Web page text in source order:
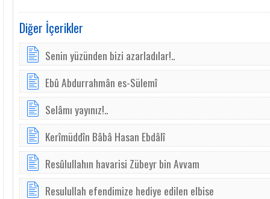
Diğer İçerikler
Senin yüzünden bizi azarladılar!..
Ebû Abdurrahmân es-Sülemî
Selâmı yayınız!..
Kerîmüddîn Bâbâ Hasan Ebdâlî
Resûlullahın havarisi Zübeyr bin Avvam
Resulullah efendimize hediye edilen elbise